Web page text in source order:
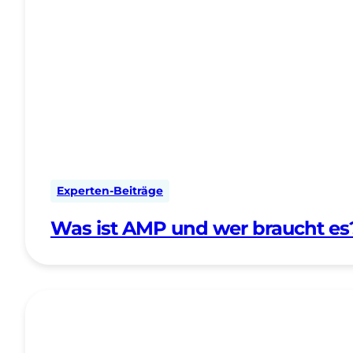
Experten-Beiträge
Was ist AMP und wer braucht